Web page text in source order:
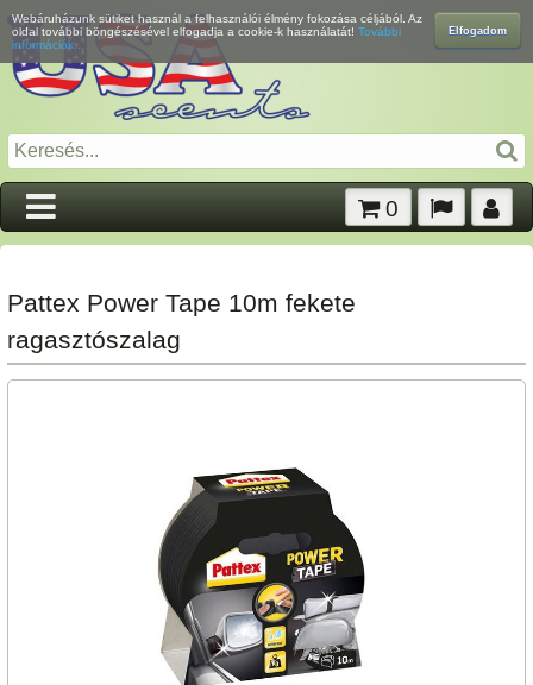
Elfogadom
Webáruházunk sütiket használ a felhasználói élmény fokozása céljából. Az
oldal további böngészésével elfogadja a cookie-k használatát! További
információk...
0
Pattex Power Tape 10m fekete
ragasztószalag